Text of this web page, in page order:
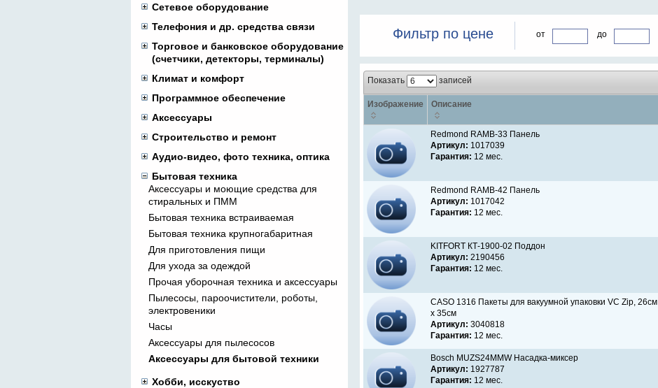
Сетевое оборудование
Телефония и др. средства связи
Торговое и банковское оборудование
(счетчики, детекторы, терминалы)
Климат и комфорт
Программное обеспечение
Аксессуары
Строительство и ремонт
Аудио-видео, фото техника, оптика
Бытовая техника
Аксессуары и моющие средства для
стиральных и ПММ
Бытовая техника встраиваемая
Бытовая техника крупногабаритная
Для приготовления пищи
Для ухода за одеждой
Прочая уборочная техника и аксессуары
Пылесосы, пароочистители, роботы,
электровеники
Часы
Аксессуары для пылесосов
Аксессуары для бытовой техники
Хобби, исскуство
Фильтр по цене от до
Показать записей
Изображение Описание
Redmond RAMB-33 Панель
Артикул: 1017039
Гарантия: 12 мес.
Redmond RAMB-42 Панель
Артикул: 1017042
Гарантия: 12 мес.
KITFORT КТ-1900-02 Поддон
Артикул: 2190456
Гарантия: 12 мес.
CASO 1316 Пакеты для вакуумной упаковки VC Zip, 26см
x 35см
Артикул: 3040818
Гарантия: 12 мес.
Bosch MUZS24MMW Насадка-миксер
Артикул: 1927787
Гарантия: 12 мес.